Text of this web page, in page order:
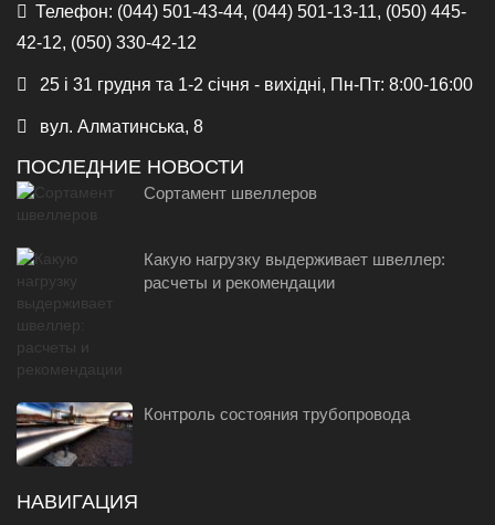
Телефон: (044) 501-43-44, (044) 501-13-11, (050) 445-
42-12, (050) 330-42-12
25 і 31 грудня та 1-2 січня - вихідні, Пн-Пт: 8:00-16:00
вул. Алматинська, 8
ПОСЛЕДНИЕ НОВОСТИ
Сортамент швеллеров
Какую нагрузку выдерживает швеллер:
расчеты и рекомендации
Контроль состояния трубопровода
НАВИГАЦИЯ